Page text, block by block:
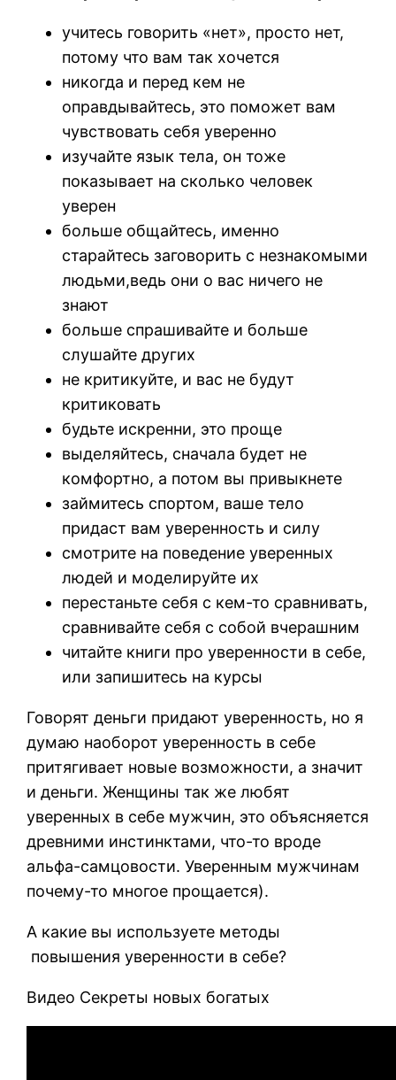
учитесь говорить «нет», просто нет,
потому что вам так хочется
никогда и перед кем не
оправдывайтесь, это поможет вам
чувствовать себя уверенно
изучайте язык тела, он тоже
показывает на сколько человек
уверен
больше общайтесь, именно
старайтесь заговорить с незнакомыми
людьми,ведь они о вас ничего не
знают
больше спрашивайте и больше
слушайте других
не критикуйте, и вас не будут
критиковать
будьте искренни, это проще
выделяйтесь, сначала будет не
комфортно, а потом вы привыкнете
займитесь спортом, ваше тело
придаст вам уверенность и силу
смотрите на поведение уверенных
людей и моделируйте их
перестаньте себя с кем-то сравнивать,
сравнивайте себя с собой вчерашним
читайте книги про уверенности в себе,
или запишитесь на курсы
Говорят деньги придают уверенность, но я
думаю наоборот уверенность в себе
притягивает новые возможности, а значит
и деньги. Женщины так же любят
уверенных в себе мужчин, это объясняется
древними инстинктами, что-то вроде
альфа-самцовости. Уверенным мужчинам
почему-то многое прощается).
А какие вы используете методы
повышения уверенности в себе?
Видео Секреты новых богатых